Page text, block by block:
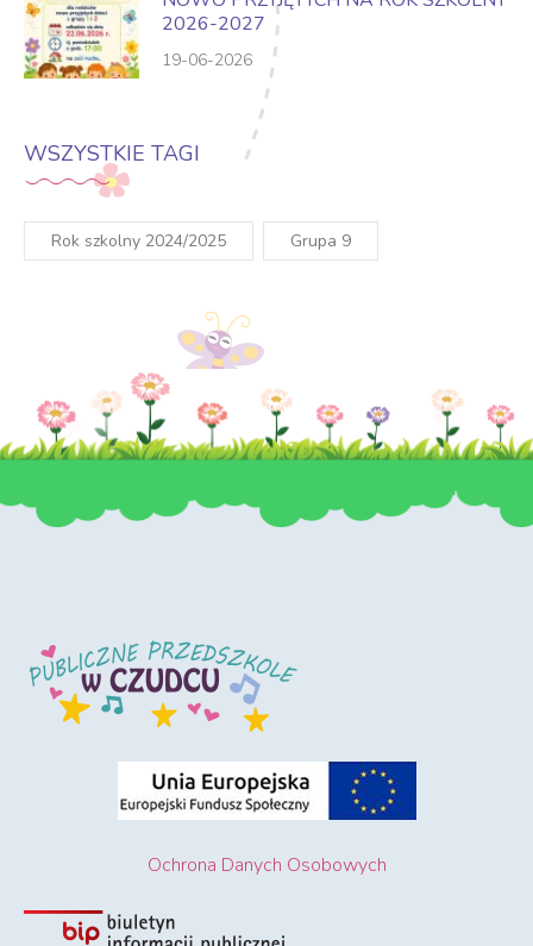
2026-2027
19-06-2026
WSZYSTKIE TAGI
Rok szkolny 2024/2025 Grupa 9
Ochrona Danych Osobowych